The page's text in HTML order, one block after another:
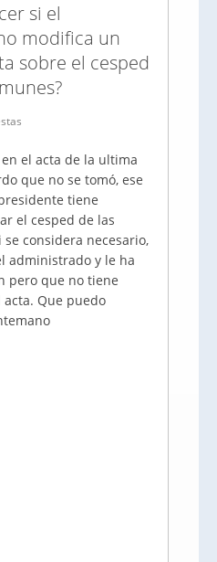
si el
modifica un
sobre el cesped
el acta de la ultima
que no se tomó, ese
tiene
el cesped de las
considera necesario,
administrado y le ha
pero que no tiene
Que puedo